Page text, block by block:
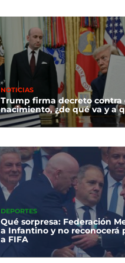
NOTICIAS
Trump firma decreto contra
nacimiento, ¿de qué va y a
DEPORTES
Qué sorpresa: Federación
a Infantino y no reconocerá
a FIFA